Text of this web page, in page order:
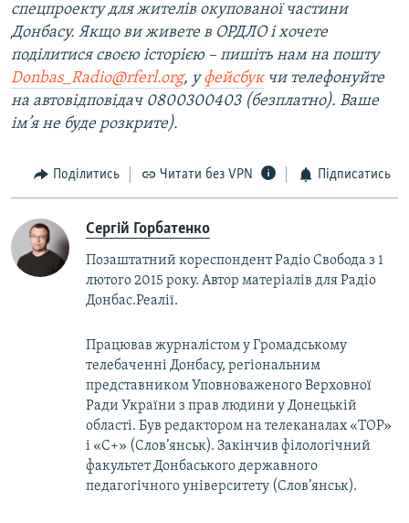
спецпроекту для жителів окупованої частини
Донбасу. Якщо ви живете в ОРДЛО і хочете
поділитися своєю історією – пишіть нам на пошту
Donbas_Radio@rferl.org, уфейсбукчи телефонуйте
на автовідповідач 0800300403 (безплатно). Ваше
ім’я не буде розкрите).
Поділитись Читати без VPN Підписатись
Сергій Горбатенко
Позаштатний кореспондент Радіо Свобода з 1
лютого 2015 року. Автор матеріалів для Радіо
Донбас.Реалії.
Працював журналістом у Громадському
телебаченні Донбасу, регіональним
представником Уповноваженого Верховної
Ради України з прав людини у Донецькій
області. Був редактором на телеканалах «ТОР»
і «С+» (Слов’янськ). Закінчив філологічний
факультет Донбаського державного
педагогічного університету (Слов’янськ).